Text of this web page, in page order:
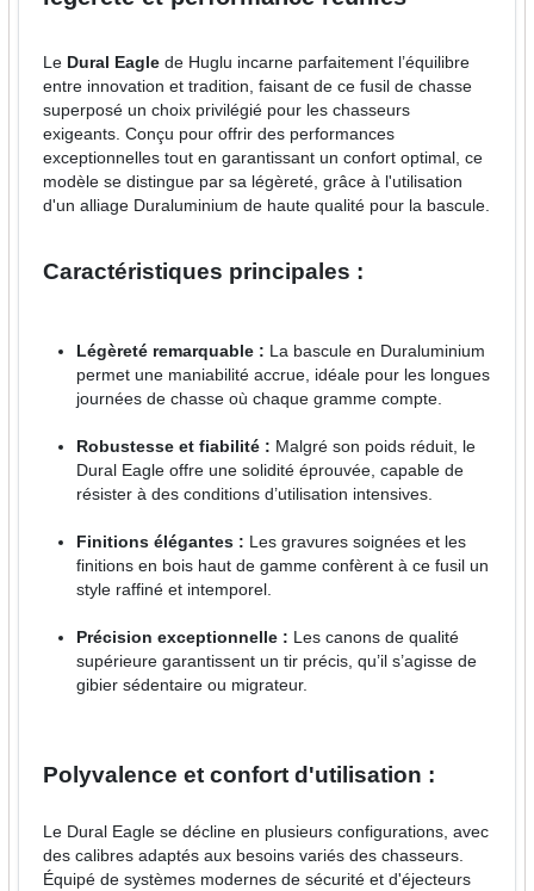
Le Dural Eagle de Huglu incarne parfaitement l’équilibre
entre innovation et tradition, faisant de ce fusil de chasse
superposé un choix privilégié pour les chasseurs
exigeants. Conçu pour offrir des performances
exceptionnelles tout en garantissant un confort optimal, ce
modèle se distingue par sa légèreté, grâce à l'utilisation
d'un alliage Duraluminium de haute qualité pour la bascule.
Caractéristiques principales :
Légèreté remarquable : La bascule en Duraluminium
permet une maniabilité accrue, idéale pour les longues
journées de chasse où chaque gramme compte.
Robustesse et fiabilité : Malgré son poids réduit, le
Dural Eagle offre une solidité éprouvée, capable de
résister à des conditions d’utilisation intensives.
Finitions élégantes : Les gravures soignées et les
finitions en bois haut de gamme confèrent à ce fusil un
style raffiné et intemporel.
Précision exceptionnelle : Les canons de qualité
supérieure garantissent un tir précis, qu’il s’agisse de
gibier sédentaire ou migrateur.
Polyvalence et confort d'utilisation :
Le Dural Eagle se décline en plusieurs configurations, avec
des calibres adaptés aux besoins variés des chasseurs.
Équipé de systèmes modernes de sécurité et d'éjecteurs